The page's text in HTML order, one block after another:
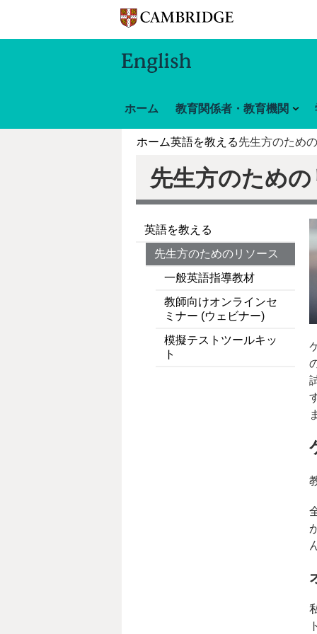
ホーム 教育関係者・教育機関
ホーム英語を教える先生方のため
先生方のため
英語を教える
先生方のためのリソース
一般英語指導教材
教師向けオンラインセ
ミナー (ウェビナー)
模擬テストツールキッ
ト